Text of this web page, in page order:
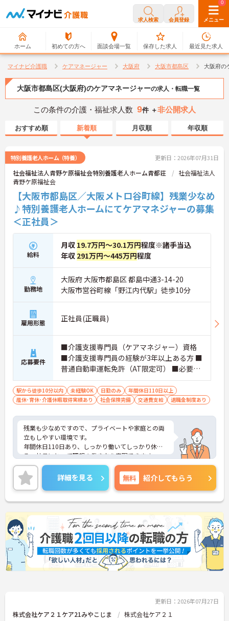
求人検索 会員登録 メニュー
ホーム 初めての方へ 面談会場一覧
0
保存した求人
0
最近見た求人
マイナビ介護職 ケアマネージャー 大阪府 大阪市都島区 大阪府の
大阪市都島区(大阪府)のケアマネージャーの求人・転職一覧
この条件の介護・福祉求人数 9件 ＋非公開求人
おすすめ順 新着順 月収順 年収順
特別養護老人ホーム（特養） 更新日：2026年07月31日
社会福祉法人青野ケ原福祉会特別養護老人ホーム青都荘
社会福祉法人
青野ケ原福祉会
【大阪市都島区／大阪メトロ谷町線】残業少なめ
♪特別養護老人ホームにてケアマネジャーの募集
＜正社員＞
給料
月収 19.7万円～30.1万円程度※諸手当込
年収 291万円～445万円程度
勤務地
大阪府 大阪市都島区 都島中通3-14-20
大阪市営谷町線「野江内代駅」徒歩10分
雇用形態 正社員(正職員)
応募要件
■介護支援専門員（ケアマネジャー）資格
■介護支援専門員の経験が3年以上ある方 ■
普通自動車運転免許（AT限定可） ■必要な
ＰＣスキル：ワード、エクセル等 ■介護福
祉士資格あれば尚可
駅から徒歩10分以内 未経験OK 日勤のみ
年間休日110日以上
産休･育休･介護休暇取得実績あり
社会保険完備 交通費支給 退職金制度あり
残業も少なめですので、プライベートや家庭との両
立もしやすい環境です。
年間休日110日あり、しっかり働いてしっかり休め
る、社員にとって理想の働き方を実現できます。
ご興味がある方には、面接対策ポイントなど、さら
に詳細をお話しいたしますのでお気軽にご相談くだ
さい。
詳細を見る 無料 紹介してもらう
更新日：2026年07月27日
株式会社ケア２１ケア21みやこじま 株式会社ケア２１